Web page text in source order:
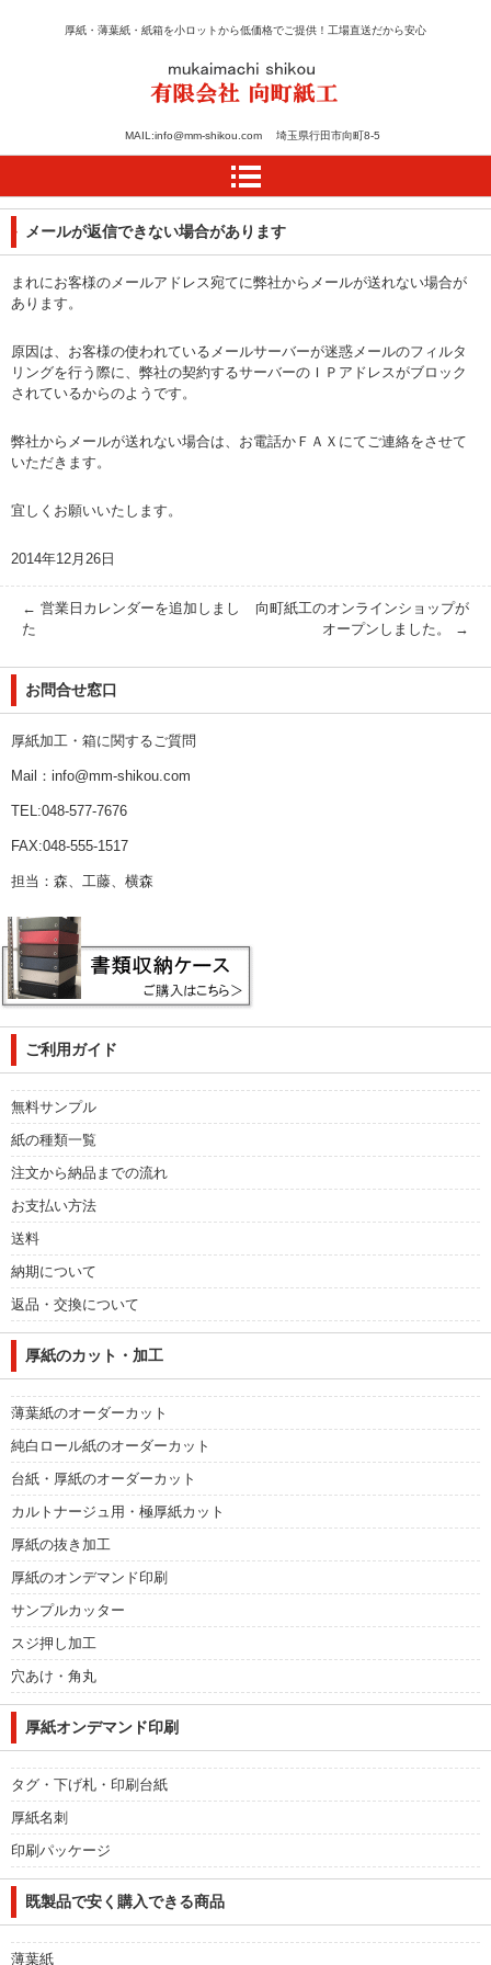
紙のカット・加工・箱の
設計は向町紙工
厚紙・薄葉紙・紙箱を小ロットから低価格でご提供！工場直送だから安心
MAIL:info@mm-shikou.com 埼玉県行田市向町8-5
メールが返信できない場合があります
まれにお客様のメールアドレス宛てに弊社からメールが送れない場合が
あります。
原因は、お客様の使われているメールサーバーが迷惑メールのフィルタ
リングを行う際に、弊社の契約するサーバーのＩＰアドレスがブロック
されているからのようです。
弊社からメールが送れない場合は、お電話かＦＡＸにてご連絡をさせて
いただきます。
宜しくお願いいたします。
2014年12月26日
← 営業日カレンダーを追加しまし
た
向町紙工のオンラインショップが
オープンしました。
→
お問合せ窓口
厚紙加工・箱に関するご質問
Mail：info@mm-shikou.com
TEL:048-577-7676
FAX:048-555-1517
担当：森、工藤、横森
ご利用ガイド
無料サンプル
紙の種類一覧
注文から納品までの流れ
お支払い方法
送料
納期について
返品・交換について
厚紙のカット・加工
薄葉紙のオーダーカット
純白ロール紙のオーダーカット
台紙・厚紙のオーダーカット
カルトナージュ用・極厚紙カット
厚紙の抜き加工
厚紙のオンデマンド印刷
サンプルカッター
スジ押し加工
穴あけ・角丸
厚紙オンデマンド印刷
タグ・下げ札・印刷台紙
厚紙名刺
印刷パッケージ
既製品で安く購入できる商品
薄葉紙